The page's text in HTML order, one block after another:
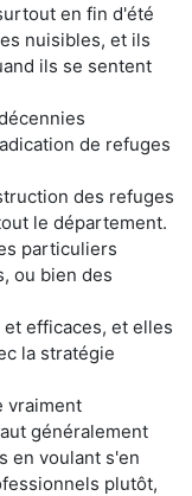
en fin d'été
nuisibles, et ils
ils se sentent
de refuges
des refuges
le département.
particuliers
ou bien des
efficaces, et elles
la stratégie
vraiment
généralement
en voulant s'en
plutôt,